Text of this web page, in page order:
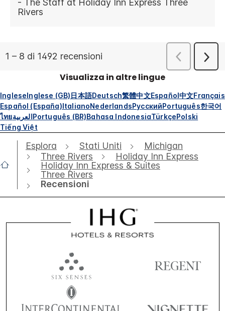
Visualizza in altre lingue
IngleseInglese (GB)日本語Deutsch繁體中文Español中文Français
Español (España)ItalianoNederlandsРусскийPortuguês한국어
ไทยالعربيةPortuguês (BR)Bahasa IndonesiaTürkçePolski
Tiếng Việt
Esplora Stati Uniti
Michigan
Three Rivers
Holiday Inn Express
Holiday Inn Express & Suites
Three Rivers
Recensioni